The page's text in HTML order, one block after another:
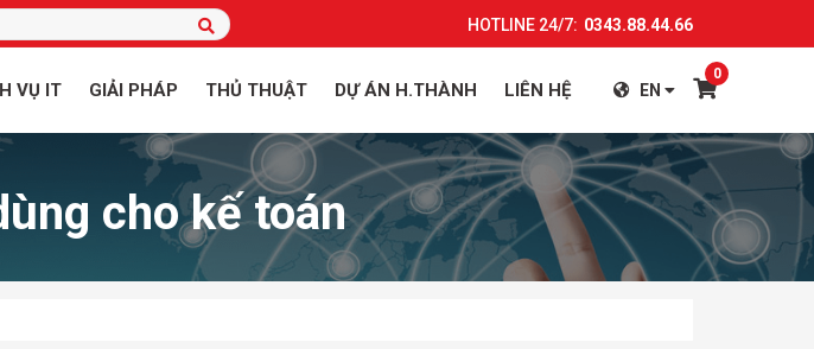
HOTLINE 24/7: 0343.88.44.66
VỤ IT GIẢI PHÁP THỦ THUẬT DỰ ÁN H.THÀNH LIÊN HỆ EN
0
cho kế toán